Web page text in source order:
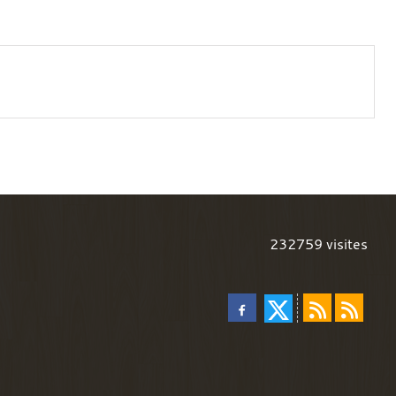
232759 visites